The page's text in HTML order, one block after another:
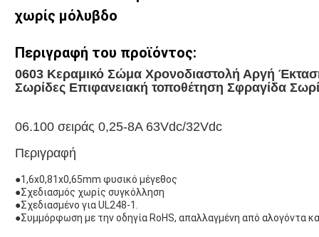
χωρίς μόλυβδο
Περιγραφή του προϊόντος:
0603 Κεραμικό Σώμα Χρονοδιαστολή Αργή
Σωρίδες Επιφανειακή τοποθέτηση Σφραγίδα
06.100 σειράς 0,25-8A 63Vdc/32Vdc
Περιγραφή
●1,6x0,81x0,65mm φυσικό μέγεθος
●Σχεδιασμός χωρίς συγκόλληση
●Σχεδιασμένο για UL248-1.
●Συμμόρφωση με την οδηγία RoHS, απαλλαγμένη από αλογόντα